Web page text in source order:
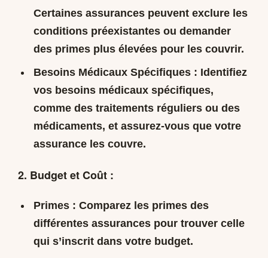
Certaines assurances peuvent exclure les
conditions préexistantes ou demander
des primes plus élevées pour les couvrir.
Besoins Médicaux Spécifiques : Identifiez
vos besoins médicaux spécifiques,
comme des traitements réguliers ou des
médicaments, et assurez-vous que votre
assurance les couvre.
2. Budget et Coût :
Primes : Comparez les primes des
différentes assurances pour trouver celle
qui s’inscrit dans votre budget.